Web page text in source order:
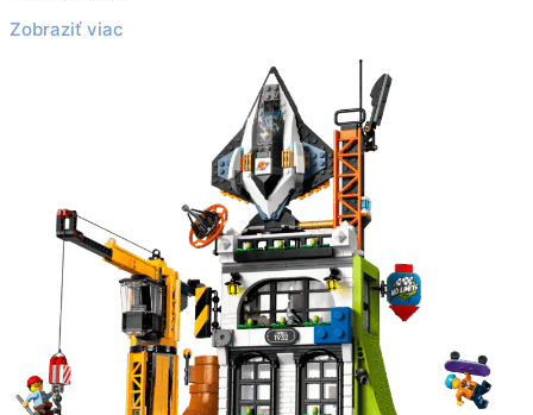
Zobraziť viac